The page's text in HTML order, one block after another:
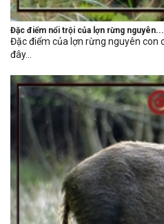
Đặc điểm nổi trội của lợn rừng nguyên...
Đặc điểm của lợn rừng nguyên con
đây...